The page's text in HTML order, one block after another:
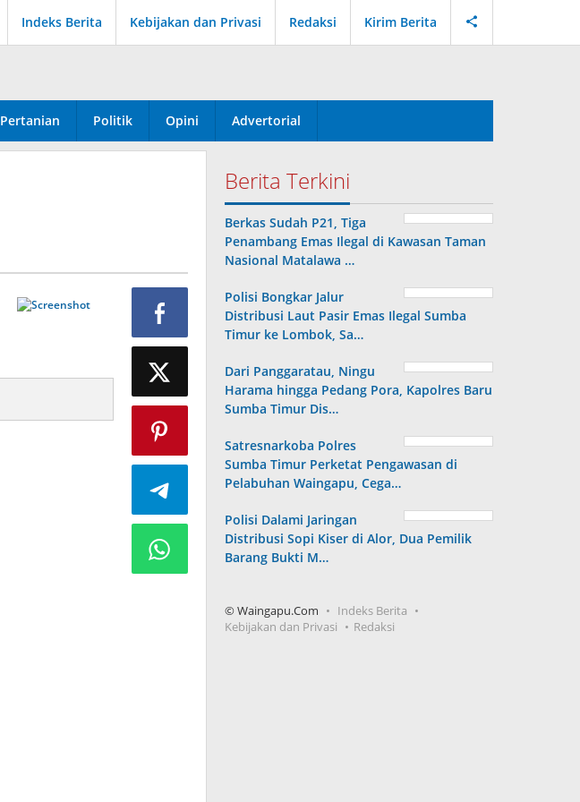
Indeks Berita Kebijakan dan Privasi Redaksi Kirim Berita
Pertanian Politik Opini Advertorial
Berita Terkini
Berkas Sudah P21, Tiga
Penambang Emas Ilegal di Kawasan Taman
Nasional Matalawa …
Polisi Bongkar Jalur
Distribusi Laut Pasir Emas Ilegal Sumba
Timur ke Lombok, Sa…
Dari Panggaratau, Ningu
Harama hingga Pedang Pora, Kapolres Baru
Sumba Timur Dis…
Satresnarkoba Polres
Sumba Timur Perketat Pengawasan di
Pelabuhan Waingapu, Cega…
Polisi Dalami Jaringan
Distribusi Sopi Kiser di Alor, Dua Pemilik
Barang Bukti M…
© Waingapu.Com
Indeks Berita
Kebijakan dan Privasi
Redaksi